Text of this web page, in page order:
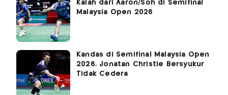
Kalah dari Aaron/Soh di Semifinal
Malaysia Open 2026
Kandas di Semifinal Malaysia Open
2026, Jonatan Christie Bersyukur
Tidak Cedera